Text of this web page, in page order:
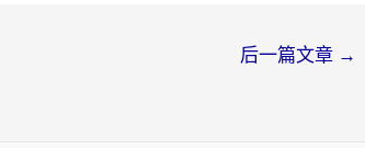
后一篇文章 →